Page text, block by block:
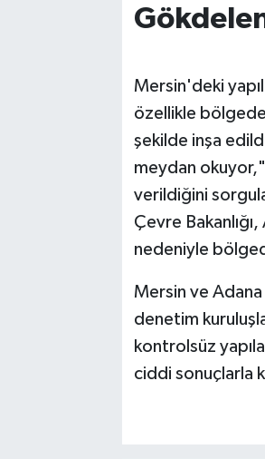
Mersin'deki
özellikle
şekilde inşa
meydan
verildiğini
Çevre
nedeniyle
Mersin ve
denetim
kontrolsüz
ciddi sonuçlarla